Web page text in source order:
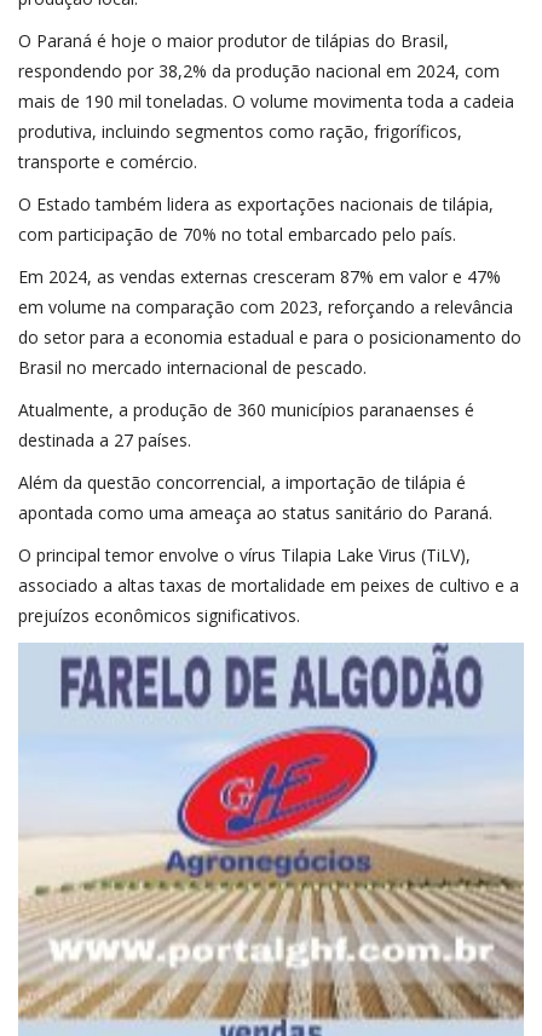
O Paraná é hoje o maior produtor de tilápias do Brasil,
respondendo por 38,2% da produção nacional em 2024, com
mais de 190 mil toneladas. O volume movimenta toda a cadeia
produtiva, incluindo segmentos como ração, frigoríficos,
transporte e comércio.
O Estado também lidera as exportações nacionais de tilápia,
com participação de 70% no total embarcado pelo país.
Em 2024, as vendas externas cresceram 87% em valor e 47%
em volume na comparação com 2023, reforçando a relevância
do setor para a economia estadual e para o posicionamento do
Brasil no mercado internacional de pescado.
Atualmente, a produção de 360 municípios paranaenses é
destinada a 27 países.
Além da questão concorrencial, a importação de tilápia é
apontada como uma ameaça ao status sanitário do Paraná.
O principal temor envolve o vírus Tilapia Lake Virus (TiLV),
associado a altas taxas de mortalidade em peixes de cultivo e a
prejuízos econômicos significativos.